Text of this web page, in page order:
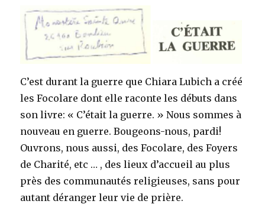
C’est durant la guerre que Chiara Lubich a créé
les Focolare dont elle raconte les débuts dans
son livre: « C’était la guerre. » Nous sommes à
nouveau en guerre. Bougeons-nous, pardi!
Ouvrons, nous aussi, des Focolare, des Foyers
de Charité, etc … , des lieux d’accueil au plus
près des communautés religieuses, sans pour
autant déranger leur vie de prière.